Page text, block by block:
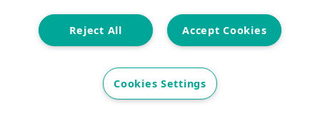
negocio.~~Además, la propiedad incluye dos plazas de
garaje, un añadido muy cómodo tanto para uso
almacenamiento auxiliar.~~Situada en un entorno
estratégico, bien comunicado y con fácil acceso, en
Accept Cookies
Reject All
Cookies Settings